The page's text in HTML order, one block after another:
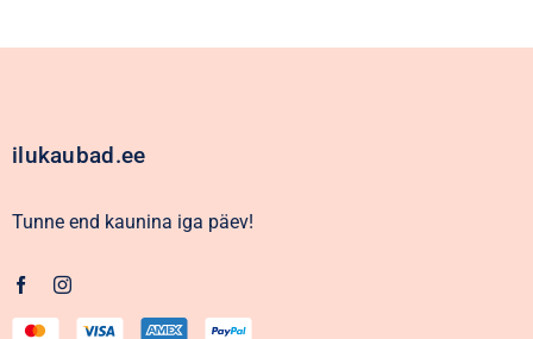
ilukaubad.ee
Tunne end kaunina iga päev!